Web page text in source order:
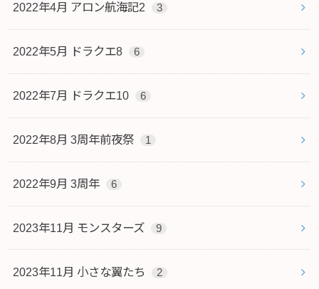
2022年4月 アロン航海記2 3
2022年5月 ドラクエ8 6
2022年7月 ドラクエ10 6
2022年8月 3周年前夜祭 1
2022年9月 3周年 6
2023年11月 モンスターズ 9
2023年11月 小さな翼たち 2